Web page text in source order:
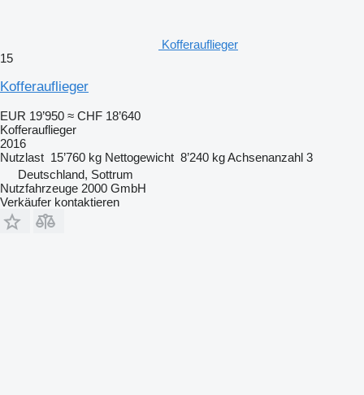
Kofferauflieger
15
Kofferauflieger
EUR 19’950 ≈ CHF 18’640
Kofferauflieger
2016
Nutzlast 15’760 kg Nettogewicht 8’240 kgAchsenanzahl 3
Deutschland, Sottrum
Nutzfahrzeuge 2000 GmbH
Verkäufer kontaktieren